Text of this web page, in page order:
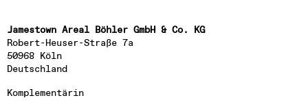
Robert-Heuser-Straße 7a
50968 Köln
Deutschland
Komplementärin